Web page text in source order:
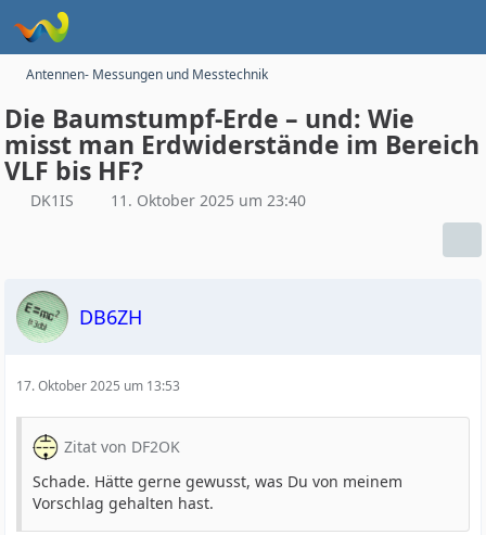
Antennen- Messungen und Messtechnik
Die Baumstumpf-Erde – und: Wie
misst man Erdwiderstände im Bereich
VLF bis HF?
DK1IS 11. Oktober 2025 um 23:40
DB6ZH
17. Oktober 2025 um 13:53
Zitat von DF2OK
Schade. Hätte gerne gewusst, was Du von meinem
Vorschlag gehalten hast.